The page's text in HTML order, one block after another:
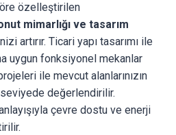
özelleştirilen
mimarlığı ve tasarım
artırır. Ticari yapı tasarımı ile
uygun fonksiyonel mekanlar
ile mevcut alanlarınızın
değerlendirilir.
çevre dostu ve enerji